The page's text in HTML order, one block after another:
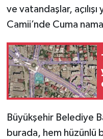
ve vatandaşlar,
Camii’nde Cuma
Büyükşehir Belediye
burada, hem hüzünlü